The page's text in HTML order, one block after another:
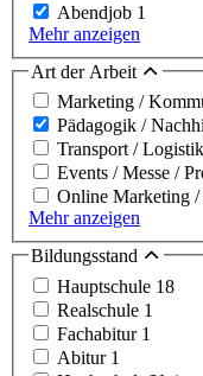
Abendjob 1
Mehr anzeigen
Art der Arbeit
Marketing /
Pädagogik /
Transport /
Events / Messe /
Online Marketing /
Mehr anzeigen
Bildungsstand
Hauptschule 18
Realschule 1
Fachabitur 1
Abitur 1